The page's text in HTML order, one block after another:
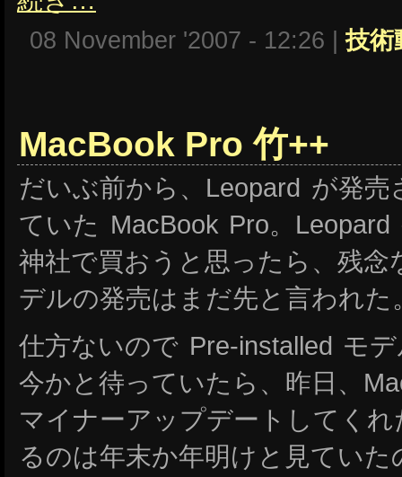
08 November '2007 - 12:26 |技術
MacBook Pro 竹++
だいぶ前から、Leopard が発
ていた MacBook Pro。
神社で買おうと思ったら、残
デルの発売はまだ先と言われた
仕方ないので Pre-installed モ
今かと待っていたら、昨日、
マイナーアップデートしてく
るのは年末か年明けと見てい